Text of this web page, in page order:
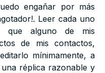
engañar por más
Leer cada uno
que alguno de mis
de mis contactos,
mínimamente, a
réplica razonable y